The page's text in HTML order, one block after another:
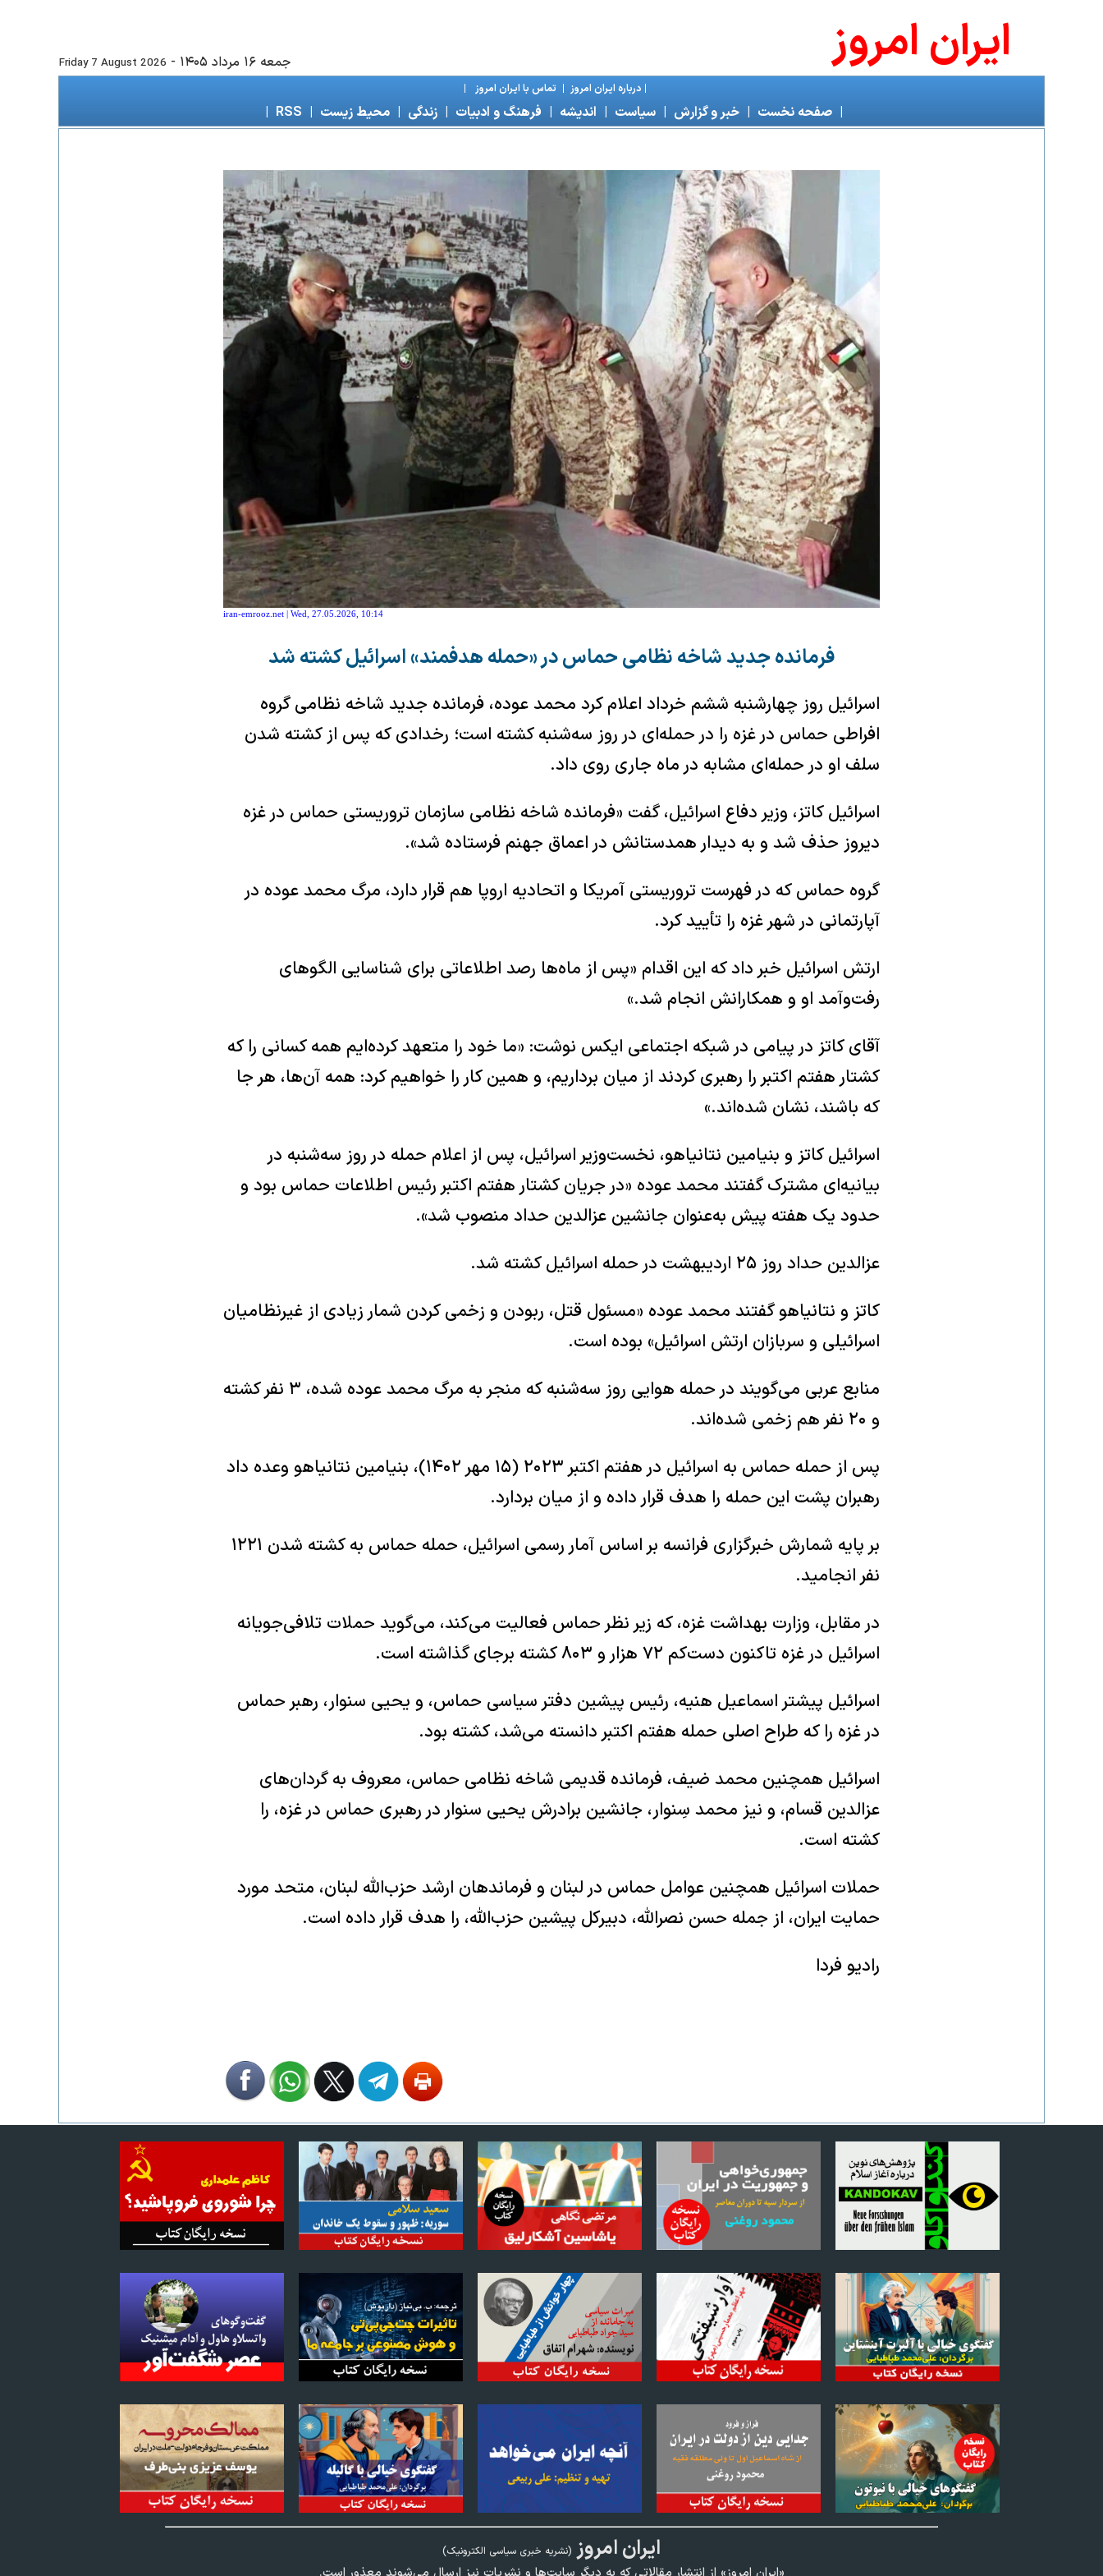
جمعه ۱۶ مرداد ۱۴۰۵ -
Friday 7 August 2026 ايران امروز
|درباره ايران امروز | تماس با ايران امروز |
|صفحه نخست |خبر و گزارش |سياست | انديشه | فرهنگ و ادبيات |زندگی |محیط زیست |
RSS
|
iran-emrooz.net | Wed, 27.05.2026, 10:14
فرمانده جدید شاخه نظامی حماس در «حمله هدفمند» اسرائیل کشته شد
اسرائیل روز چهارشنبه ششم خرداد اعلام کرد محمد عوده، فرمانده جدید شاخه نظامی گروه
افراطی حماس در غزه را در حمله‌ای در روز سه‌شنبه کشته است؛ رخدادی که پس از کشته شدن
سلف او در حمله‌ای مشابه در ماه جاری روی داد.
اسرائیل کاتز، وزیر دفاع اسرائیل، گفت «فرمانده شاخه نظامی سازمان تروریستی حماس در غزه
دیروز حذف شد و به دیدار همدستانش در اعماق جهنم فرستاده شد».
گروه حماس که در فهرست تروریستی آمریکا و اتحادیه اروپا هم قرار دارد، مرگ محمد عوده در
آپارتمانی در شهر غزه را تأیید کرد.
ارتش اسرائیل خبر داد که این اقدام «پس از ماه‌ها رصد اطلاعاتی برای شناسایی الگوهای
رفت‌وآمد او و همکارانش انجام شد.»
آقای کاتز در پیامی در شبکه اجتماعی ایکس نوشت: «ما خود را متعهد کرده‌ایم همه کسانی را که
کشتار هفتم اکتبر را رهبری کردند از میان برداریم، و همین کار را خواهیم کرد: همه آن‌ها، هر جا
که باشند، نشان شده‌اند.»
اسرائیل کاتز و بنیامین نتانیاهو، نخست‌وزیر اسرائیل، پس از اعلام حمله در روز سه‌شنبه در
بیانیه‌ای مشترک گفتند محمد عوده «در جریان کشتار هفتم اکتبر رئیس اطلاعات حماس بود و
حدود یک هفته پیش به‌عنوان جانشین عزالدین حداد منصوب شد».
عزالدین حداد روز ۲۵ اردیبهشت در حمله اسرائیل کشته شد.
کاتز و نتانیاهو گفتند محمد عوده «مسئول قتل، ربودن و زخمی کردن شمار زیادی از غیرنظامیان
اسرائیلی و سربازان ارتش اسرائیل» بوده است.
منابع عربی می‌گویند در حمله هوایی روز سه‌شنبه که منجر به مرگ محمد عوده شده، ۳ نفر کشته
و ۲۰ نفر هم زخمی شده‌اند.
پس از حمله حماس به اسرائیل در هفتم اکتبر ۲۰۲۳ (۱۵ مهر ۱۴۰۲)، بنیامین نتانیاهو وعده داد
رهبران پشت این حمله را هدف قرار داده و از میان بردارد.
بر پایه شمارش خبرگزاری فرانسه بر اساس آمار رسمی اسرائیل، حمله حماس به کشته شدن ۱۲۲۱
نفر انجامید.
در مقابل، وزارت بهداشت غزه، که زیر نظر حماس فعالیت می‌کند، می‌گوید حملات تلافی‌جویانه
اسرائیل در غزه تاکنون دست‌کم ۷۲ هزار و ۸۰۳ کشته برجای گذاشته است.
اسرائیل پیشتر اسماعیل هنیه، رئیس پیشین دفتر سیاسی حماس، و یحیی سنوار، رهبر حماس
در غزه را که طراح اصلی حمله هفتم اکتبر دانسته می‌شد، کشته بود.
اسرائیل همچنین محمد ضیف، فرمانده قدیمی شاخه نظامی حماس، معروف به گردان‌های
عزالدین قسام، و نیز محمد سِنوار، جانشین برادرش یحیی سنوار در رهبری حماس در غزه، را
کشته است.
حملات اسرائیل همچنین عوامل حماس در لبنان و فرماندهان ارشد حزب‌الله لبنان، متحد مورد
حمایت ایران، از جمله حسن نصرالله، دبیرکل پیشین حزب‌الله، را هدف قرار داده است.
رادیو فردا
ايران امروز (نشريه خبری سياسی الکترونیک)